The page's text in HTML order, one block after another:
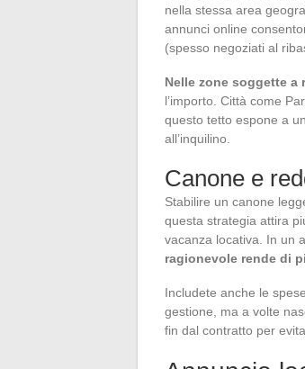
nella stessa area
annunci online
(spesso negoziati al
Nelle zone soggette
l’importo. Città come
questo tetto espone a
all’inquilino.
Canone e
Stabilire un canone
questa strategia attira
vacanza locativa. In un
ragionevole rende di
Includete anche le
gestione, ma a volte
fin dal contratto per